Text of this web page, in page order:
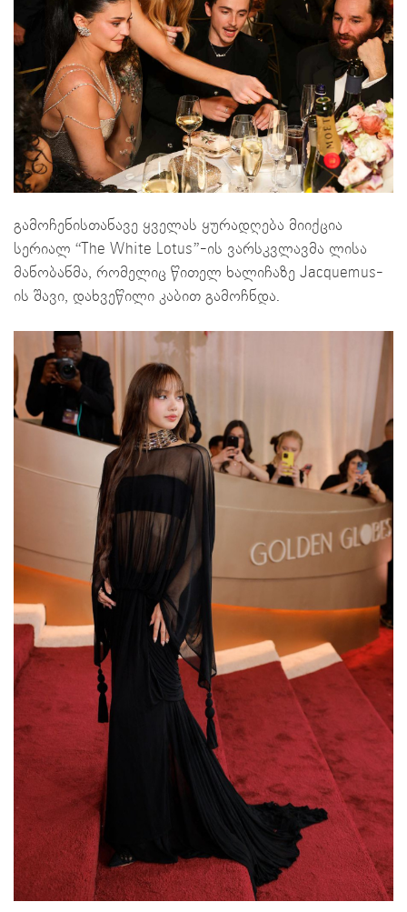
გამოჩენისთანავე ყველას ყურადღება მიიქცია
სერიალ “The White Lotus”-ის ვარსკვლავმა ლისა
მანობანმა, რომელიც წითელ ხალიჩაზე Jacquemus-
ის შავი, დახვეწილი კაბით გამოჩნდა.